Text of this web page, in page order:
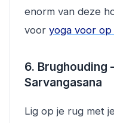
enorm van deze
voor yoga voor
6. Brughouding
Sarvangasana
Lig op je rug met